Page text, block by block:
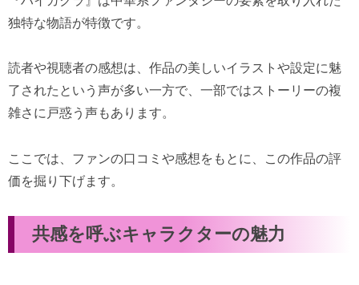
独特な物語が特徴です。
読者や視聴者の感想は、作品の美しいイラストや設定に魅
了されたという声が多い一方で、一部ではストーリーの複
雑さに戸惑う声もあります。
ここでは、ファンの口コミや感想をもとに、この作品の評
価を掘り下げます。
共感を呼ぶキャラクターの魅力